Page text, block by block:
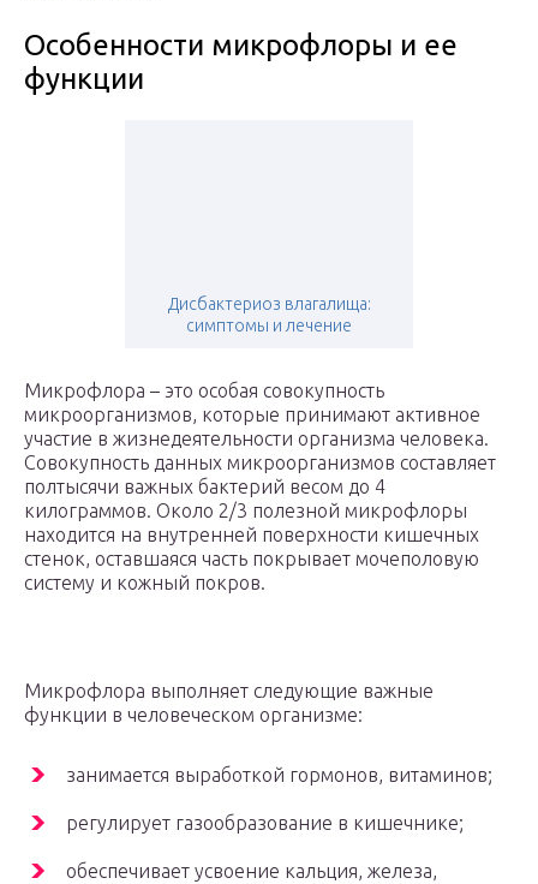
Особенности микрофлоры и ее
функции
Дисбактериоз влагалища:
симптомы и лечение
Микрофлора – это особая совокупность
микроорганизмов, которые принимают активное
участие в жизнедеятельности организма человека.
Совокупность данных микроорганизмов составляет
полтысячи важных бактерий весом до 4
килограммов. Около 2/3 полезной микрофлоры
находится на внутренней поверхности кишечных
стенок, оставшаяся часть покрывает мочеполовую
систему и кожный покров.
Микрофлора выполняет следующие важные
функции в человеческом организме:
занимается выработкой гормонов, витаминов;
регулирует газообразование в кишечнике;
обеспечивает усвоение кальция, железа,